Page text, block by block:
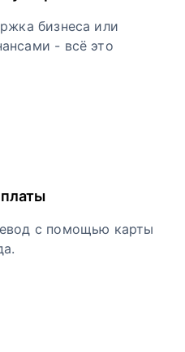
бизнеса или
- всё это
с помощью карты